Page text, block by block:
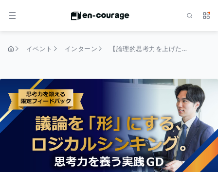
メニュー サ
イベント インターン 【論理的思考力を上げたい学生必見】議論だけで終わらせない！『社会人視点』を叩き込む実践型GD★★